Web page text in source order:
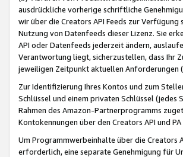
ausdrückliche vorherige schriftliche
wir über die Creators API Feeds zur
Nutzung von Datenfeeds dieser Lizenz. Sie
API oder Datenfeeds jederzeit ändern,
Verantwortung liegt, sicherzustellen, dass Ihr
jeweiligen Zeitpunkt aktuellen Anforderungen
Zur Identifizierung Ihres Kontos und zum
Schlüssel und einem privaten Schlüssel (jedes
Rahmen des Amazon-Partnerprogramms
Kontokennungen über den Creators API und
Um Programmwerbeinhalte über die Creators
erforderlich, eine separate Genehmigung für